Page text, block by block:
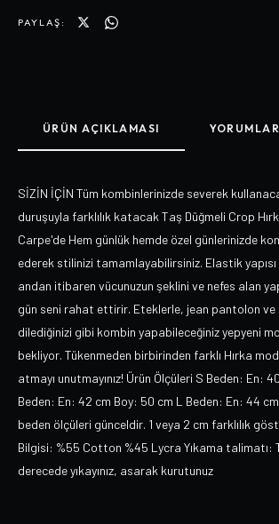
PAYLAŞ:
ÜRÜN AÇIKLAMASI
SİZİN İÇİN Tüm kombinlerinizde severek
duruşuyla farklılık katacak Taş Düğmeli Crop
Carpe'de Hem günlük hemde özel günlerinizde
ederek stilinizi tamamlayabilirsiniz. Elastik
andan itibaren vücunuzun şeklini ve nefes alan
gün seni rahat ettirir. Eteklerle, jean pantolon
dilediğinizi gibi kombin yapabileceğiniz yepyeni
bekliyor. Tükenmeden birbirinden farklı Hırka
atmayı unutmayınız! Ürün Ölçüleri S Beden: En:
Beden: En: 42 cm Boy: 50 cm L Beden: En: 44
beden ölçüleri günceldir. 1 veya 2 cm farklılık
Bilgisi: %55 Cotton %45 Lycra Yıkama talimatı:
derecede yıkayınız, asarak kurutunuz